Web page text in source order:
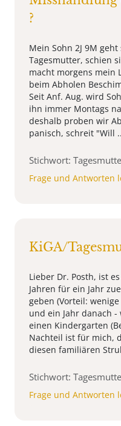
?
Mein Sohn 2J 9M
Tagesmutter, schien
macht morgens mein
beim Abholen
Seit Anf. Aug. wird
ihn immer Montags
deshalb proben wir
panisch, schreit "Will
Stichwort:
Frage und Antworten
KiGA/
Lieber Dr. Posth, ist
Jahren für ein Jahr
geben (Vorteil:
und ein Jahr danach
einen Kindergarten
Nachteil ist für mich,
diesen familiären
Stichwort:
Frage und Antworten